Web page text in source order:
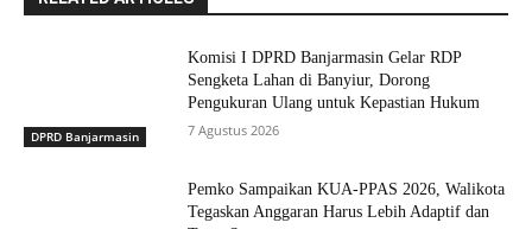
DPRD Banjarmasin
Komisi I DPRD Banjarmasin Gelar RDP
Sengketa Lahan di Banyiur, Dorong
Pengukuran Ulang untuk Kepastian Hukum
7 Agustus 2026
Pemko Sampaikan KUA-PPAS 2026, Walikota
Tegaskan Anggaran Harus Lebih Adaptif dan